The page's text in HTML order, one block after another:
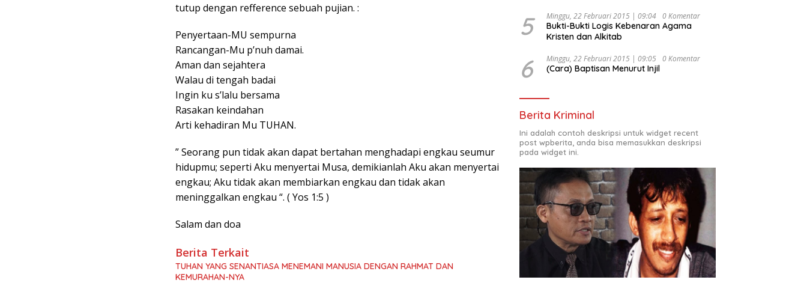
tutup dengan refference sebuah pujian. :
Penyertaan-MU sempurna
Rancangan-Mu p’nuh damai.
Aman dan sejahtera
Walau di tengah badai
Ingin ku s’lalu bersama
Rasakan keindahan
Arti kehadiran Mu TUHAN.
” Seorang pun tidak akan dapat bertahan menghadapi engkau seumur
hidupmu; seperti Aku menyertai Musa, demikianlah Aku akan menyertai
engkau; Aku tidak akan membiarkan engkau dan tidak akan
meninggalkan engkau “. ( Yos 1:5 )
Salam dan doa
Berita Terkait
TUHAN YANG SENANTIASA MENEMANI MANUSIA DENGAN RAHMAT DAN
KEMURAHAN-NYA
5 Minggu, 22 Februari 2015 | 09:04 0 Komentar
Bukti-Bukti Logis Kebenaran Agama
Kristen dan Alkitab
6 Minggu, 22 Februari 2015 | 09:05 0 Komentar
(Cara) Baptisan Menurut Injil
Berita Kriminal
Ini adalah contoh deskripsi untuk widget recent
post wpberita, anda bisa memasukkan deskripsi
pada widget ini.